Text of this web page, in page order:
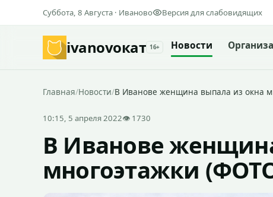
Суббота, 8 Августа · Иваново Версия для слабовидящих
ivanovoкат 16+ Новости
Главная/Новости/В Иванове женщина выпала из окна
10:15, 5 апреля 2022👁 1730
В Иванове
многоэтажки